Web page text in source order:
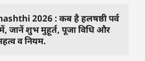
2026 : कब है हलषष्ठी पर्व
जानें शुभ मुहूर्त, पूजा विधि और
व नियम.